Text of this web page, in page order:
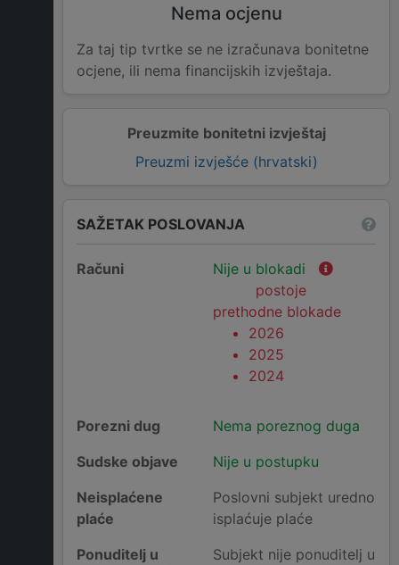
Preuzmite bonitetni izvještaj
Preuzmi izvješće (hrvatski)
Nema ocjenu
Za taj tip tvrtke se ne izračunava bonitetne
ocjene, ili nema financijskih izvještaja.
SAŽETAK POSLOVANJA
Računi
Nije u blokadi
postoje
prethodne blokade
2026
2025
2024
Porezni dug
Nema poreznog duga
Sudske objave
Nije u postupku
Neisplaćene
plaće
Poslovni subjekt uredno
isplaćuje plaće
Ponuditelj u
Subjekt nije ponuditelj u